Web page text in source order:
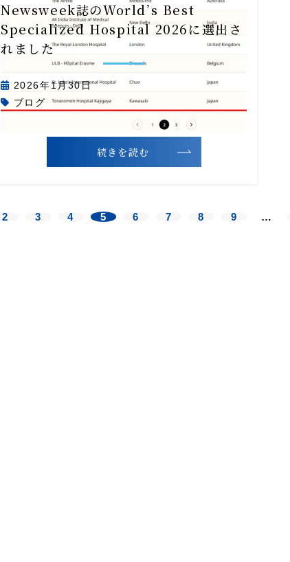
Newsweek誌のWorld’s Best
Specialized Hospital 2026に選出さ
れました
2026年1月30日
ブログ
続きを読む
2 3 4 5 6 7 8 9 …